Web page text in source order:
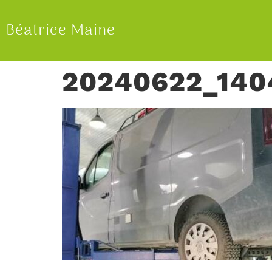
Béatrice Maine